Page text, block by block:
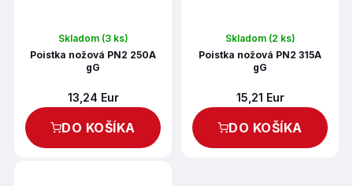
Skladom (3 ks)
Poistka nožová PN2 250A
gG
13,24 Eur
DO KOŠÍKA
Skladom (2 ks)
Poistka nožová PN2 315A
gG
15,21 Eur
DO KOŠÍKA